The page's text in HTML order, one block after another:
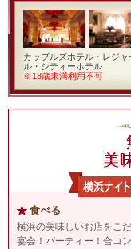
カップルズホテル・レジ
ル・シティーホテル
※18歳未満利用不可
食べる
横浜の美味しいお店をこ
宴会！パーティー！合コ